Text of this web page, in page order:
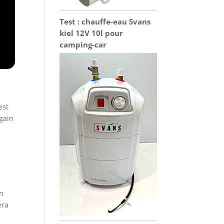
Test : chauffe-eau Svans
kiel 12V 10l pour
camping-car